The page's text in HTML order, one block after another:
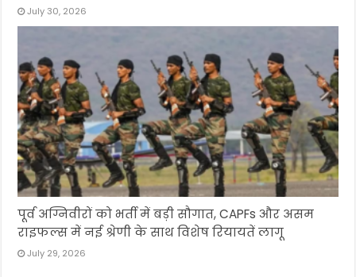
July 30, 2026
पूर्व अग्निवीरों को भर्ती में बड़ी सौगात, CAPFs और असम
राइफल्स में नई श्रेणी के साथ विशेष रियायतें लागू
July 29, 2026